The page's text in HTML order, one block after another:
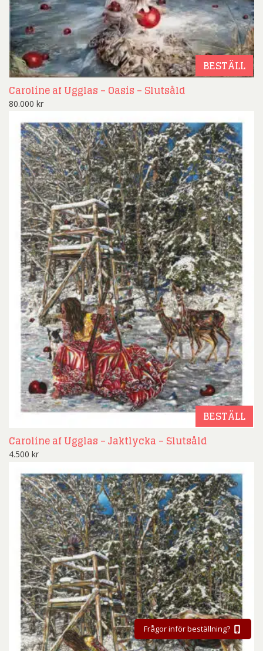
BESTÄLL
Caroline af Ugglas – Oasis – Slutsåld
80.000 kr
BESTÄLL
Caroline af Ugglas – Jaktlycka – Slutsåld
4.500 kr
Frågor inför beställning?